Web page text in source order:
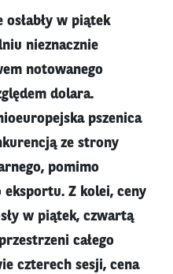
osłabły w piątek
nieznacznie
notowanego
dolara.
pszenica
ze strony
pomimo
Z kolei, ceny
w piątek, czwartą
całego
czterech sesji, cena